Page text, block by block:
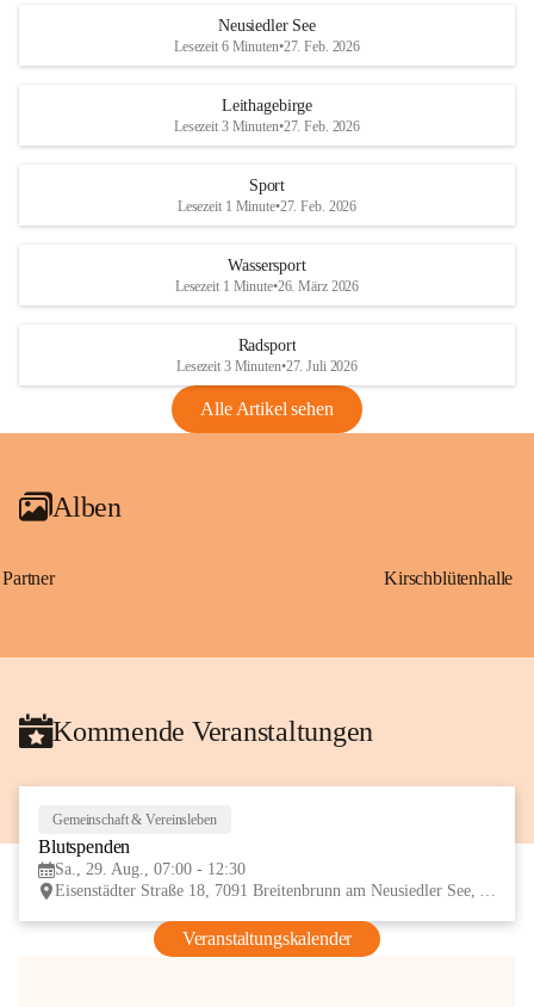
S
und den daraus folgenden wirtschaftlichen
Maßnahmen zur Bekämpfung
Rebe und der Amerikanischen
Anhang VBl. EU Nr. 18
1 Seite•1,4 MB
VBl. EU Nr. 18_2026
r
S
Neusiedler See
Lesezeit 6 Minuten•27. Feb. 2026
Leithagebirge
Lesezeit 3 Minuten•27. Feb. 2026
Sport
Lesezeit 1 Minute•27. Feb. 2026
Wassersport
Lesezeit 1 Minute•26. März 2026
Radsport
Lesezeit 3 Minuten•27. Juli 2026
Alle Artikel sehen
Alben
Partner Kirschblütenhalle
Kommende Veranstaltungen
Gemeinschaft & Vereinsleben
Blutspenden
Sa., 29. Aug., 07:00 - 12:30
Eisenstädter Straße 18, 7091 Breitenbrunn am Neusiedler See, AUT
Veranstaltungskalender